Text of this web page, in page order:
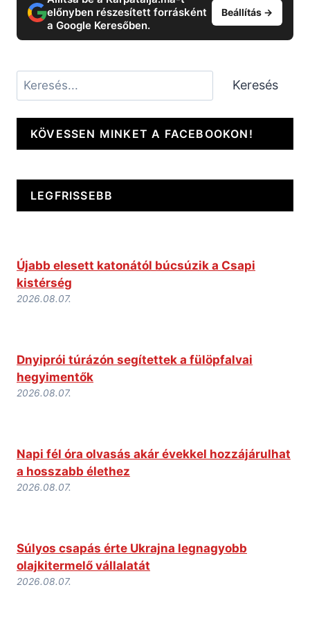
előnyben részesített forrásként
a Google Keresőben.
Beállítás →
Keresés Keresés
KÖVESSEN MINKET A FACEBOOKON!
LEGFRISSEBB
Újabb elesett katonától búcsúzik a Csapi
kistérség
2026.08.07.
Dnyiprói túrázón segítettek a fülöpfalvai
hegyimentők
2026.08.07.
Napi fél óra olvasás akár évekkel hozzájárulhat
a hosszabb élethez
2026.08.07.
Súlyos csapás érte Ukrajna legnagyobb
olajkitermelő vállalatát
2026.08.07.